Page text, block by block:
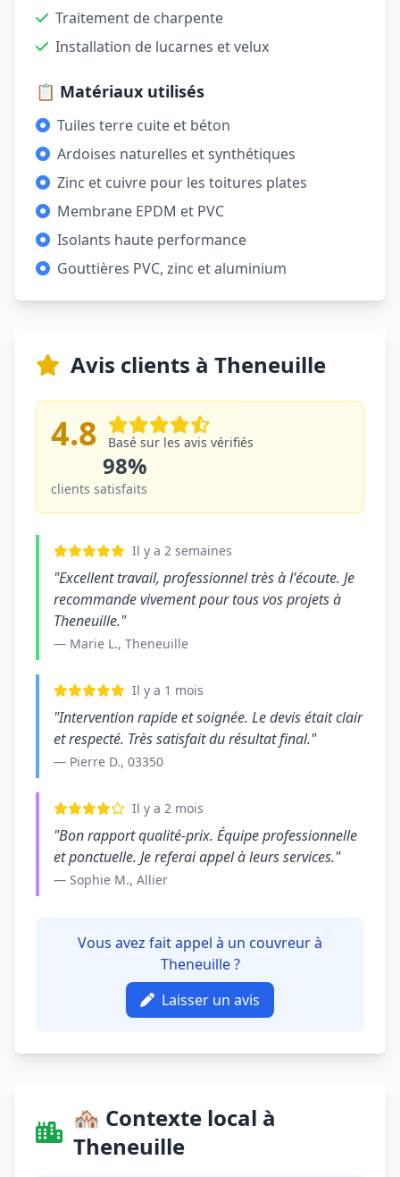
Traitement de charpente
Installation de lucarnes et velux
📋 Matériaux utilisés
Tuiles terre cuite et béton
Ardoises naturelles et synthétiques
Zinc et cuivre pour les toitures plates
Membrane EPDM et PVC
Isolants haute performance
Gouttières PVC, zinc et aluminium
Avis clients à Theneuille
4.8 Basé sur les avis vérifiés
98%
clients satisfaits
Il y a 2 semaines
"Excellent travail, professionnel très à l'écoute. Je
recommande vivement pour tous vos projets à
Theneuille."
— Marie L., Theneuille
Il y a 1 mois
"Intervention rapide et soignée. Le devis était clair
et respecté. Très satisfait du résultat final."
— Pierre D., 03350
Il y a 2 mois
"Bon rapport qualité-prix. Équipe professionnelle
et ponctuelle. Je referai appel à leurs services."
— Sophie M., Allier
Vous avez fait appel à un couvreur à
Theneuille ?
Laisser un avis
🏘️ Contexte local à
Theneuille